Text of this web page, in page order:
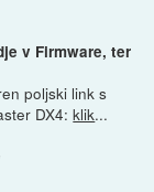
v Firmware, ter
poljski link s
DX4:klik...